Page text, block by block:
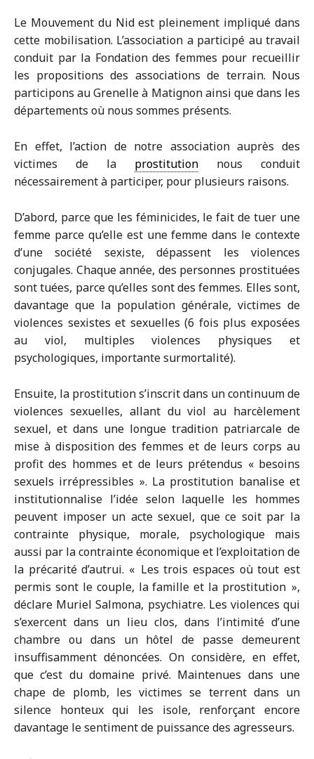
Le Mouvement du Nid est pleinement impliqué dans
cette mobilisation. L’association a participé au travail
conduit par la Fondation des femmes pour recueillir
les propositions des associations de terrain. Nous
participons au Grenelle à Matignon ainsi que dans les
départements où nous sommes présents.
En effet, l’action de notre association auprès des
victimes de la prostitution nous conduit
nécessairement à participer, pour plusieurs raisons.
D’abord, parce que les féminicides, le fait de tuer une
femme parce qu’elle est une femme dans le contexte
d’une société sexiste, dépassent les violences
conjugales. Chaque année, des personnes prostituées
sont tuées, parce qu’elles sont des femmes. Elles sont,
davantage que la population générale, victimes de
violences sexistes et sexuelles (6 fois plus exposées
au viol, multiples violences physiques et
psychologiques, importante surmortalité).
Ensuite, la prostitution s’inscrit dans un continuum de
violences sexuelles, allant du viol au harcèlement
sexuel, et dans une longue tradition patriarcale de
mise à disposition des femmes et de leurs corps au
profit des hommes et de leurs prétendus « besoins
sexuels irrépressibles ». La prostitution banalise et
institutionnalise l’idée selon laquelle les hommes
peuvent imposer un acte sexuel, que ce soit par la
contrainte physique, morale, psychologique mais
aussi par la contrainte économique et l’exploitation de
la précarité d’autrui. « Les trois espaces où tout est
permis sont le couple, la famille et la prostitution »,
déclare Muriel Salmona, psychiatre. Les violences qui
s’exercent dans un lieu clos, dans l’intimité d’une
chambre ou dans un hôtel de passe demeurent
insuffisamment dénoncées. On considère, en effet,
que c’est du domaine privé. Maintenues dans une
chape de plomb, les victimes se terrent dans un
silence honteux qui les isole, renforçant encore
davantage le sentiment de puissance des agresseurs.